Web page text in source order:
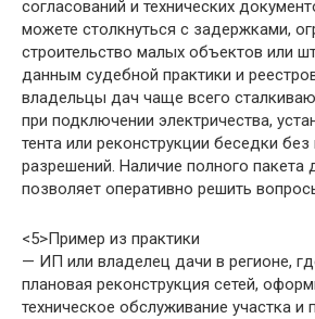
согласований и технических
можете столкнуться с задержками,
строительство малых объектов или
данным судебной практики и
владельцы дач чаще всего
при подключении электричества,
тента или реконструкции беседки
разрешений. Наличие полного пакета
позволяет оперативно решить
<5>Пример из практики
— ИП или владелец дачи в регионе,
плановая реконструкция сетей,
техническое обслуживание участка и